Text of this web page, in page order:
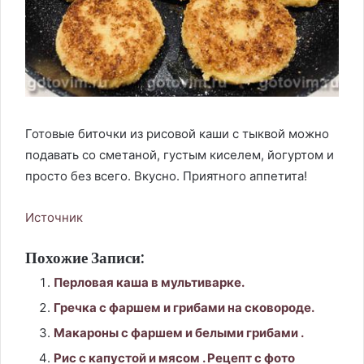
Готовые биточки из рисовой каши с тыквой можно
подавать со сметаной, густым киселем, йогуртом и
просто без всего. Вкусно. Приятного аппетита!
Источник
Похожие Записи:
Перловая каша в мультиварке.
Гречка с фаршем и грибами на сковороде.
Макароны с фаршем и белыми грибами .
Рис с капустой и мясом . Рецепт с фото